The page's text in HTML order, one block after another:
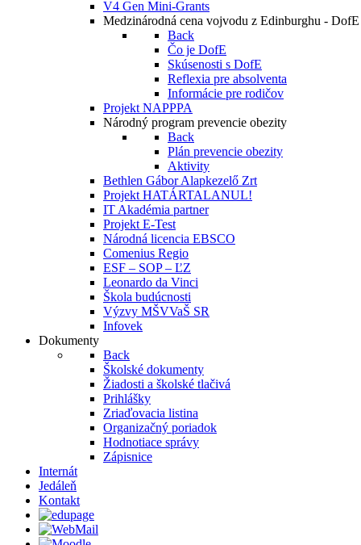
V4 Gen Mini-Grants
Medzinárodná cena vojvodu z Edinburghu - DofE
Back
Čo je DofE
Skúsenosti s DofE
Reflexia pre absolventa
Informácie pre rodičov
Projekt NAPPPA
Národný program prevencie obezity
Back
Plán prevencie obezity
Aktivity
Bethlen Gábor Alapkezelő Zrt
Projekt HATÁRTALANUL!
IT Akadémia partner
Projekt E-Test
Národná licencia EBSCO
Comenius Regio
ESF – SOP – ĽZ
Leonardo da Vinci
Škola budúcnosti
Výzvy MŠVVaŠ SR
Infovek
Dokumenty
Back
Školské dokumenty
Žiadosti a školské tlačivá
Prihlášky
Zriaďovacia listina
Organizačný poriadok
Hodnotiace správy
Zápisnice
Internát
Jedáleň
Kontakt